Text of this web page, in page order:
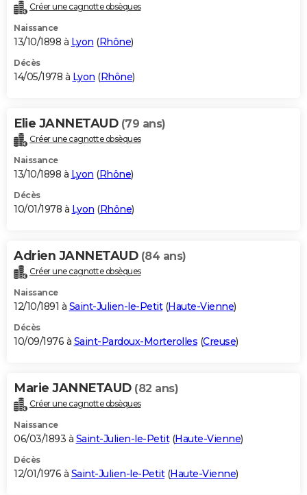
Créer une cagnotte obsèques
Naissance
13/10/1898 à Lyon (Rhône)
Décès
14/05/1978 à Lyon (Rhône)
Elie JANNETAUD (79 ans)
Créer une cagnotte obsèques
Naissance
13/10/1898 à Lyon (Rhône)
Décès
10/01/1978 à Lyon (Rhône)
Adrien JANNETAUD (84 ans)
Créer une cagnotte obsèques
Naissance
12/10/1891 à Saint-Julien-le-Petit(Haute-Vienne)
Décès
10/09/1976 à Saint-Pardoux-Morterolles (Creuse)
Marie JANNETAUD (82 ans)
Créer une cagnotte obsèques
Naissance
06/03/1893 à Saint-Julien-le-Petit(Haute-Vienne)
Décès
12/01/1976 à Saint-Julien-le-Petit(Haute-Vienne)